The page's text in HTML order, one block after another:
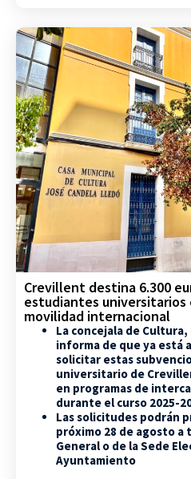
Crevillent destina 6.300
estudiantes universitarios
movilidad internacional
La concejala de
informa de que ya está
solicitar estas
universitario de
en programas de
durante el curso 2025-
Las solicitudes podrán
próximo 28 de agosto a
General o de la Sede
Ayuntamiento